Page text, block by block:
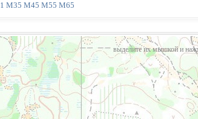
М35 М45 М55 М65
выделите их мышкой и